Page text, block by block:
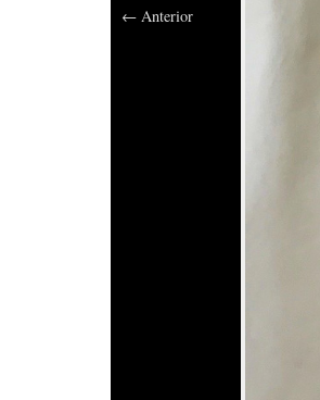
← Anterior